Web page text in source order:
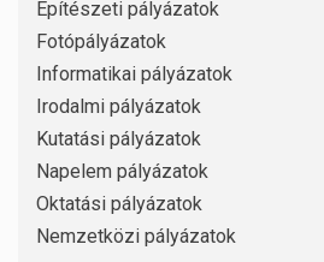
Építészeti pályázatok
Fotópályázatok
Informatikai pályázatok
Irodalmi pályázatok
Kutatási pályázatok
Napelem pályázatok
Oktatási pályázatok
Nemzetközi pályázatok